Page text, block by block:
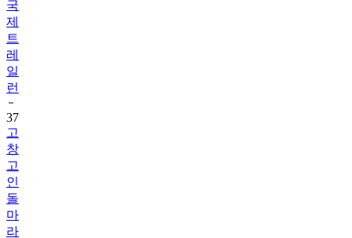
국
제
트
레
일
런
37
고
창
고
인
돌
마
라